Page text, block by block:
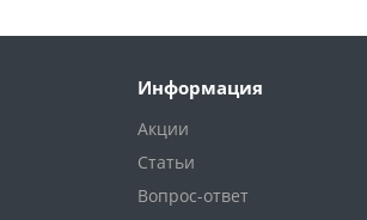
Информация
Акции
Статьи
Вопрос-ответ